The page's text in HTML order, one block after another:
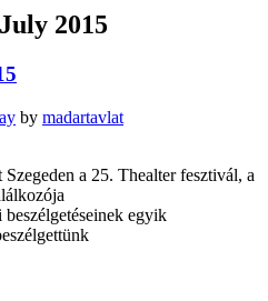
July 2015
by madartavlat
a 25. Thealter fesztivál, a
egyik